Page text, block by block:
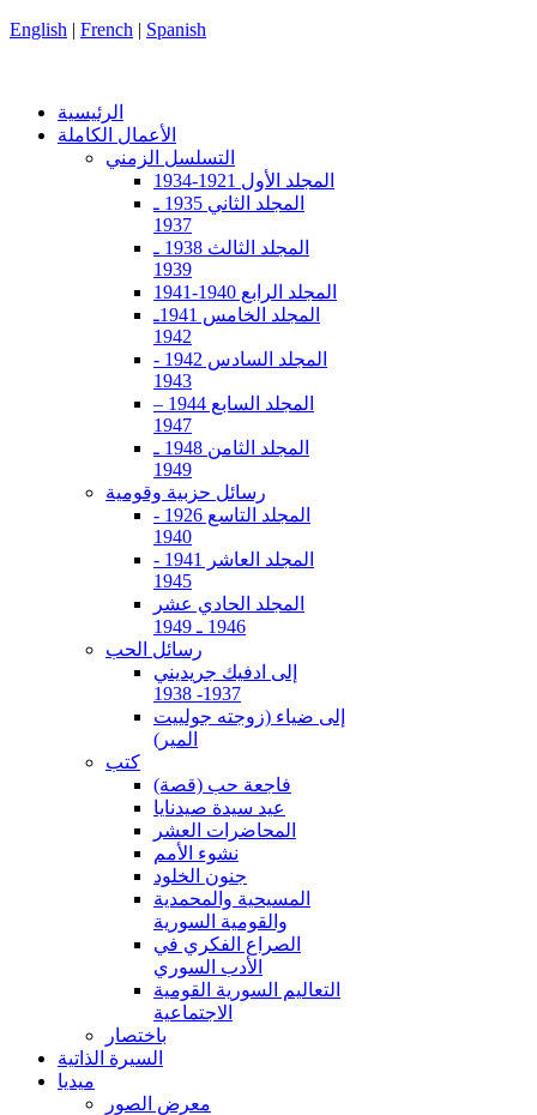
English | French | Spanish
الرئيسية
الأعمال الكاملة
التسلسل الزمني
المجلد الأول 1921-1934
المجلد الثاني 1935 ـ
1937
المجلد الثالث 1938 ـ
1939
المجلد الرابع 1940-1941
المجلد الخامس 1941ـ
1942
المجلد السادس 1942 -
1943
المجلد السابع 1944 –
1947
المجلد الثامن 1948 ـ
1949
رسائل حزبية وقومية
المجلد التاسع 1926 -
1940
المجلد العاشر 1941 -
1945
المجلد الحادي عشر
1946 ـ 1949
رسائل الحب
إلى ادفيك جريديني
1937- 1938
إلى ضياء (زوجته جولييت
المير)
كتب
فاجعة حب (قصة)
عيد سيدة صيدنايا
المحاضرات العشر
نشوء الأمم
جنون الخلود
المسيحية والمحمدية
والقومية السورية
الصراع الفكري في
الأدب السوري
التعاليم السورية القومية
الاجتماعية
باختصار
السيرة الذاتية
ميديا
معرض الصور